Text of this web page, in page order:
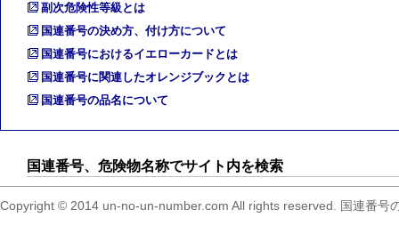
副次危険性等級とは
国連番号の決め方、付け方について
国連番号におけるイエローカードとは
国連番号に関連したオレンジブックとは
国連番号の品名について
国連番号、危険物名称でサイト内を検索
Copyright © 2014 un-no-un-number.com All rights reserved. 国連番号